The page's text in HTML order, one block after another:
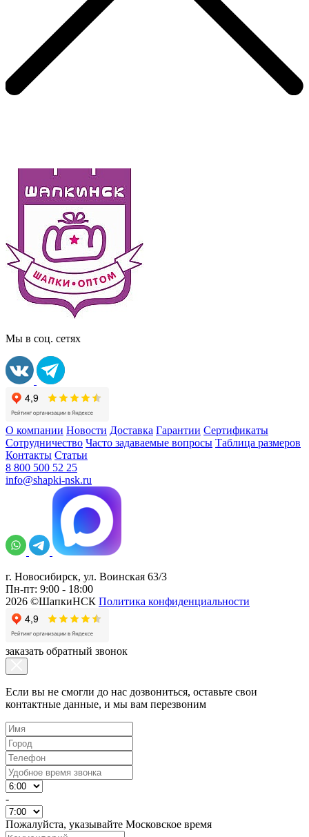
Мы в соц. сетях
О компании Новости Доставка Гарантии Сертификаты
Сотрудничество Часто задаваемые вопросы Таблица размеров
Контакты Статьи
8 800 500 52 25
info@shapki-nsk.ru
г. Новосибирск, ул. Воинская 63/3
Пн-пт: 9:00 - 18:00
2026 ©ШапкиНСК Политика конфиденциальности
заказать обратный звонок
Если вы не смогли до нас дозвониться, оставьте свои
контактные данные, и мы вам перезвоним
-
Пожалуйста, указывайте Московское время